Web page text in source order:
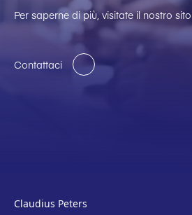
Per saperne di più, visitate il nostro
Contattaci
Claudius Peters